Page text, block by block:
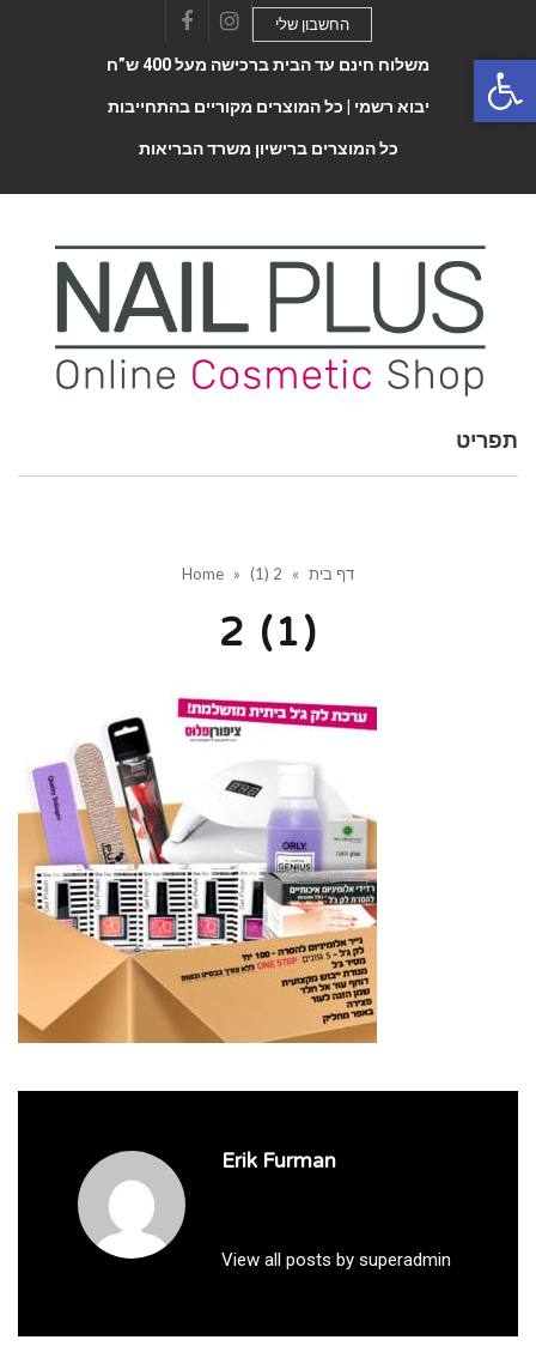
FacebookInstagram
החשבון שלי
משלוח חינם עד הבית ברכישה מעל 400 ש”ח
יבוא רשמי | כל המוצרים מקוריים בהתחייבות
כל המוצרים ברישיון משרד הבריאות
Toggle
תפריט
Home » דף בית »
2 (1)
2 (1)
Erik Furman
View all posts by superadmin